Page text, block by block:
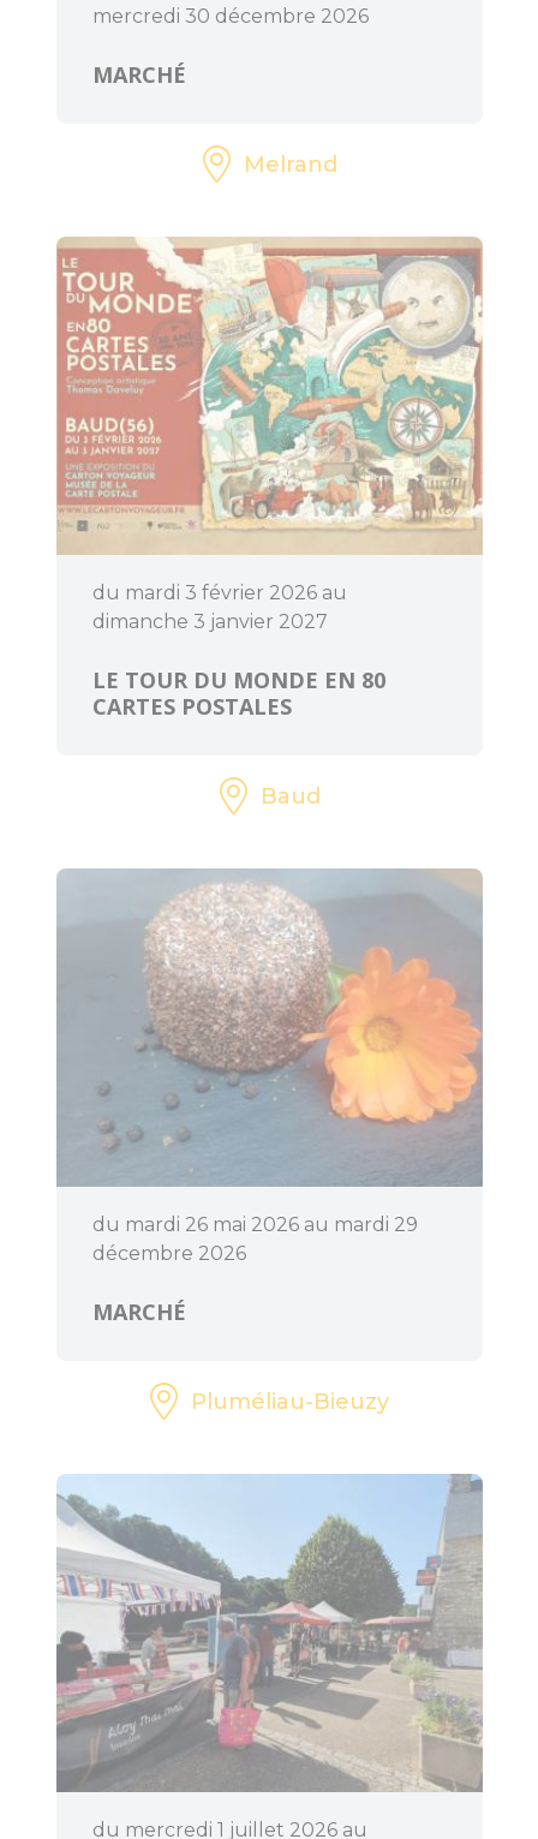
Découvrir
mercredi 30 décembre 2026
MARCHÉ
Melrand
du mardi 3 février 2026 au
dimanche 3 janvier 2027
LE TOUR DU MONDE EN 80
CARTES POSTALES
Baud
du mardi 26 mai 2026 au mardi 29
décembre 2026
MARCHÉ
Pluméliau-Bieuzy
du mercredi 1 juillet 2026 au